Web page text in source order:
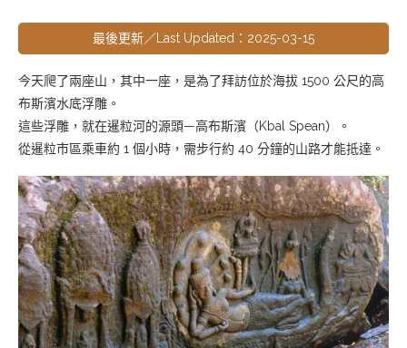
最後更新／Last Updated：2025-03-15
今天爬了兩座山，其中一座，是為了拜訪位於海拔 1500 公尺的高
布斯濱水底浮雕。
這些浮雕，就在暹粒河的源頭—高布斯濱（Kbal Spean）。
從暹粒市區乘車約 1 個小時，需步行約 40 分鐘的山路才能抵達。